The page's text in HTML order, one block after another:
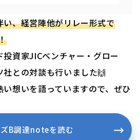
、経営陣他がリレー形式で
資家JICベンチャー・グロー
との対談も行いました🙌
想いを語っていますので、ぜひ
B調達noteを読む